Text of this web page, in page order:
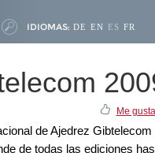
IDIOMAS: DE EN ES FR
Me
de Ajedrez Gibtelecom
de todas las ediciones